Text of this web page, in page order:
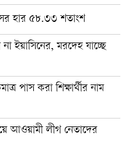
হার ৫৮.৩৩ শতাংশ
ইয়াসিনের, মরদেহ যাচ্ছে
পাস করা শিক্ষার্থীর নাম
আওয়ামী লীগ নেতাদের